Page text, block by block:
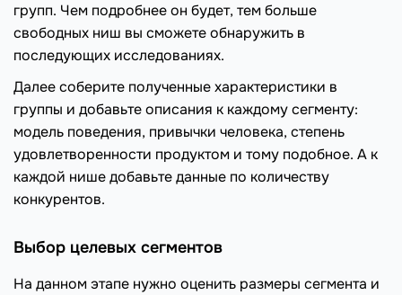
групп. Чем подробнее он будет, тем больше
свободных ниш вы сможете обнаружить в
последующих исследованиях.
Далее соберите полученные характеристики в
группы и добавьте описания к каждому сегменту:
модель поведения, привычки человека, степень
удовлетворенности продуктом и тому подобное. А к
каждой нише добавьте данные по количеству
конкурентов.
Выбор целевых сегментов
На данном этапе нужно оценить размеры сегмента и